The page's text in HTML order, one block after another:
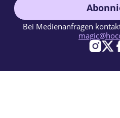
Bei Medienanfragen